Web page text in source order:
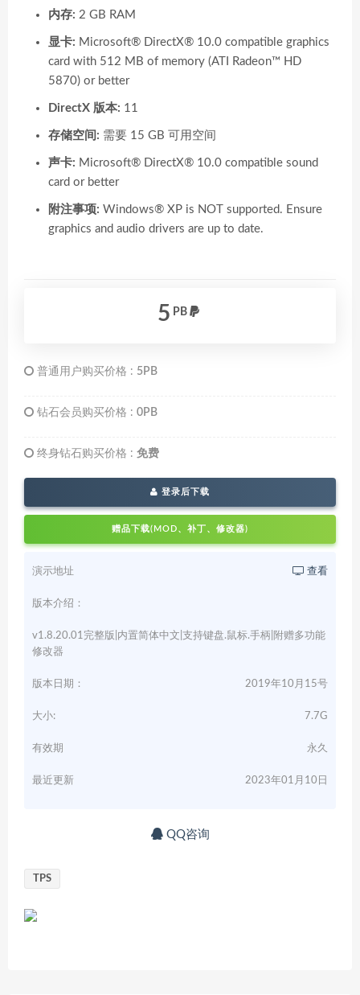
内存: 2 GB RAM
显卡: Microsoft® DirectX® 10.0 compatible graphics
card with 512 MB of memory (ATI Radeon™ HD
5870) or better
DirectX 版本: 11
存储空间: 需要 15 GB 可用空间
声卡: Microsoft® DirectX® 10.0 compatible sound
card or better
附注事项: Windows® XP is NOT supported. Ensure
graphics and audio drivers are up to date.
5 PB
普通用户购买价格 : 5PB
钻石会员购买价格 : 0PB
终身钻石购买价格 : 免费
登录后下载
赠品下载(MOD、补丁、修改器)
演示地址 查看
版本介绍：
v1.8.20.01完整版|内置简体中文|支持键盘.鼠标.手柄|附赠多功能
修改器
版本日期： 2019年10月15号
大小: 7.7G
有效期 永久
最近更新 2023年01月10日
QQ咨询
TPS